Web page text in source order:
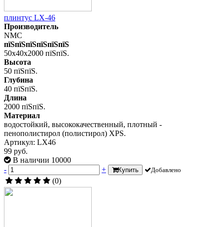
плинтус LX-46
Производитель
NMC
пїЅпїЅпїЅпїЅпїЅпїЅ
50x40x2000 пїЅпїЅ.
Высота
50 пїЅпїЅ.
Глубина
40 пїЅпїЅ.
Длина
2000 пїЅпїЅ.
Материал
водостойкий, высококачественный, плотный -
пенополистирол (полистирол) XPS.
Артикул: LX46
99 руб.
В наличии 10000
-
+ Купить Добавлено
(0)